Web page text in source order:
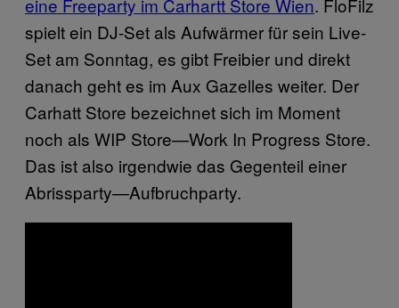
eine Freeparty im Carhartt Store Wien. FloFilz
spielt ein DJ-Set als Aufwärmer für sein Live-
Set am Sonntag, es gibt Freibier und direkt
danach geht es im Aux Gazelles weiter. Der
Carhatt Store bezeichnet sich im Moment
noch als WIP Store—Work In Progress Store.
Das ist also irgendwie das Gegenteil einer
Abrissparty—Aufbruchparty.